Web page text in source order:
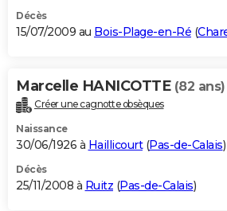
Décès
15/07/2009 au Bois-Plage-en-Ré (
Marcelle HANICOTTE (82 ans)
Créer une cagnotte obsèques
Naissance
30/06/1926 à Haillicourt(Pas-de-Calais)
Décès
25/11/2008 à Ruitz (Pas-de-Calais)